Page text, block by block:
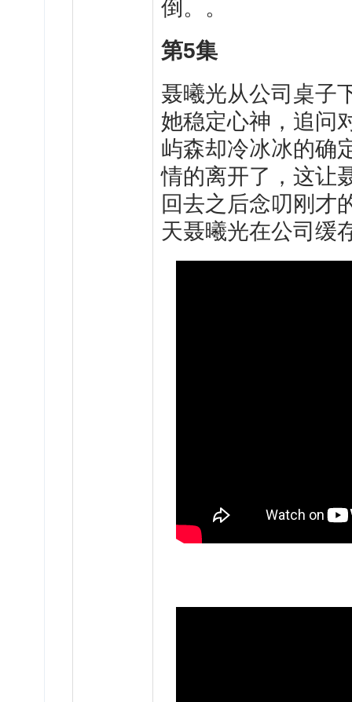
倒。。
第5集
聂曦光从公司桌子
她稳定心神，追问
屿森却冷冰冰的确
情的离开了，这让
回去之后念叨刚才
天聂曦光在公司缓